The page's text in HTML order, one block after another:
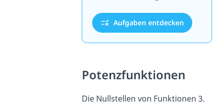
Aufgaben entdecken
Potenzfunktionen
Die Nullstellen von Funktionen 3.